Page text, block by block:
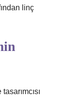
linç